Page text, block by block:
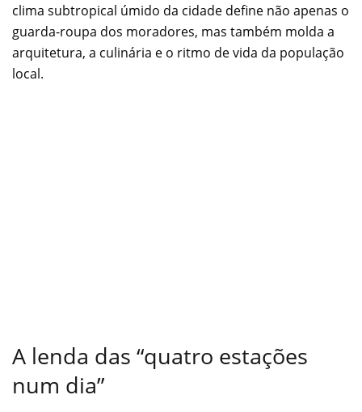
clima subtropical úmido da cidade define não apenas o
guarda-roupa dos moradores, mas também molda a
arquitetura, a culinária e o ritmo de vida da população
local.
A lenda das “quatro estações
num dia”